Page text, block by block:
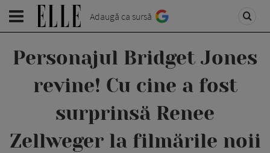
Adaugă ca sursă
Personajul Bridget Jones
revine! Cu cine a fost
surprinsă Renee
Zellweger la filmările noii